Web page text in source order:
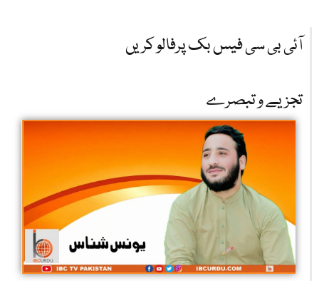
آئی بی سی فیس بک پرفالو کریں
تجزیے و تبصرے